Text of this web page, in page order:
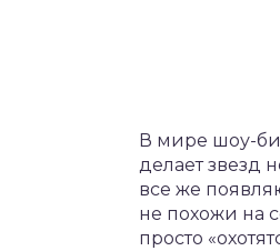
В мире шоу-
делает звезд
все же
не похожи на
просто